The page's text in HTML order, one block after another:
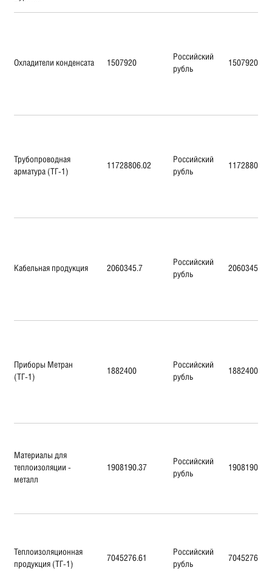
Охладители конденсата 1507920
Российский
рубль
1507920
Трубопроводная
арматура (ТГ-1)
11728806.02
Российский
рубль
Кабельная продукция 2060345.7
Российский
рубль
2060345.7
Приборы Метран
(ТГ-1)
1882400
Российский
рубль
1882400
Материалы для
теплоизоляции -
металл
1908190.37
Российский
рубль
1908190.37
Теплоизоляционная
продукция (ТГ-1)
7045276.61
Российский
рубль
7045276.61